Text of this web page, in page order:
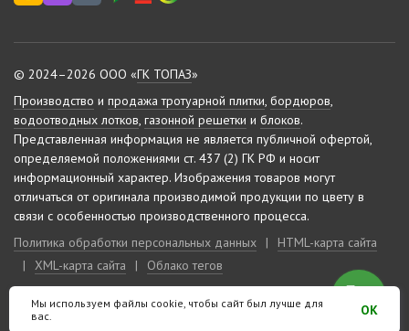
© 2024–2026 ООО «ГК ТОПАЗ»
Производство и продажа тротуарной плитки, бордюров,
водоотводных лотков, газонной решетки и блоков.
Представленная информация не является публичной офертой,
определяемой положениями ст. 437 (2) ГК РФ и носит
информационный характер. Изображения товаров могут
отличаться от оригинала производимой продукции по цвету в
связи с особенностью производственного процесса.
Политика обработки персональных данных
|
HTML-карта сайта
|
XML-карта сайта | Облако тегов
Сделано на «10-м этаже»
Мы используем файлы cookie, чтобы сайт был лучше для
вас.
OK